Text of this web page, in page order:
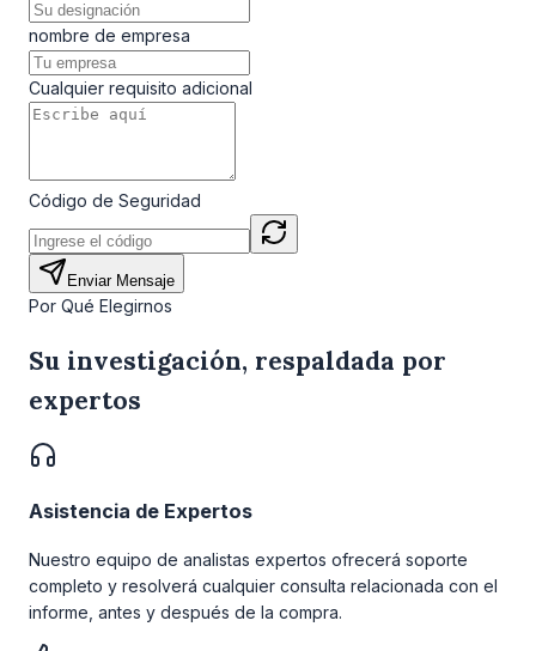
nombre de empresa
Cualquier requisito adicional
Código de Seguridad
Enviar Mensaje
Por Qué Elegirnos
Su investigación, respaldada por
expertos
Asistencia de Expertos
Nuestro equipo de analistas expertos ofrecerá soporte
completo y resolverá cualquier consulta relacionada con el
informe, antes y después de la compra.